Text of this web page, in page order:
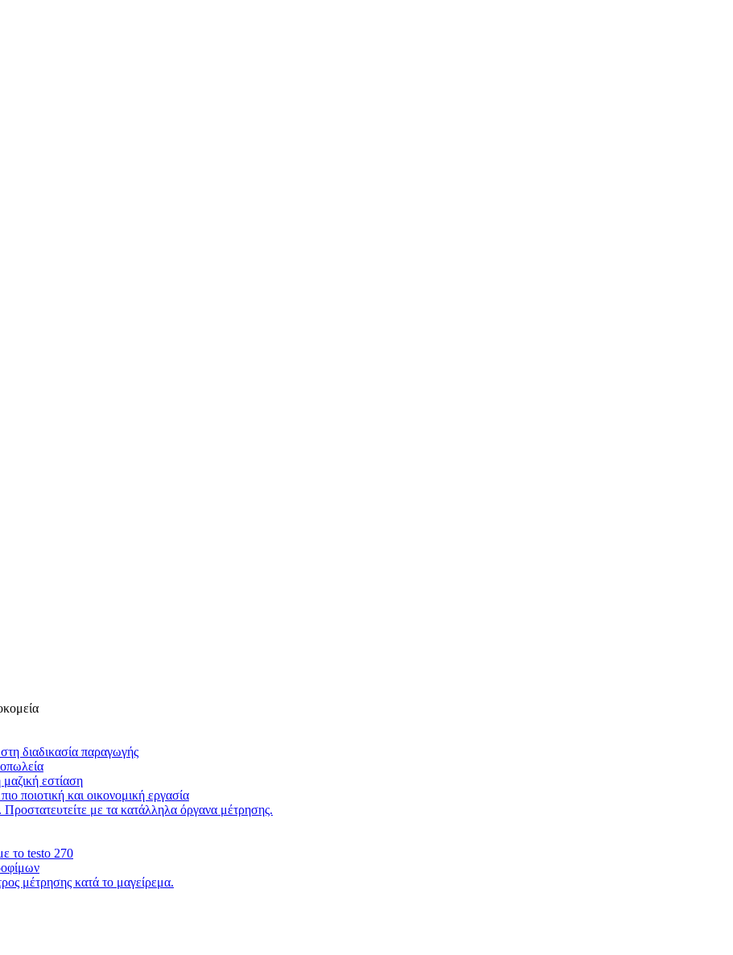
διαδικασία παραγωγής
εστίαση
ποιοτική και οικονομική εργασία
με τα κατάλληλα όργανα μέτρησης.
το testo 270
μέτρησης κατά το μαγείρεμα.